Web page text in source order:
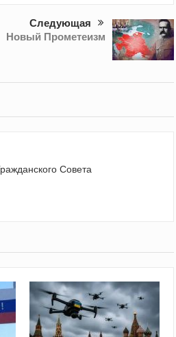
Следующая
Новый Прометеизм
Совета